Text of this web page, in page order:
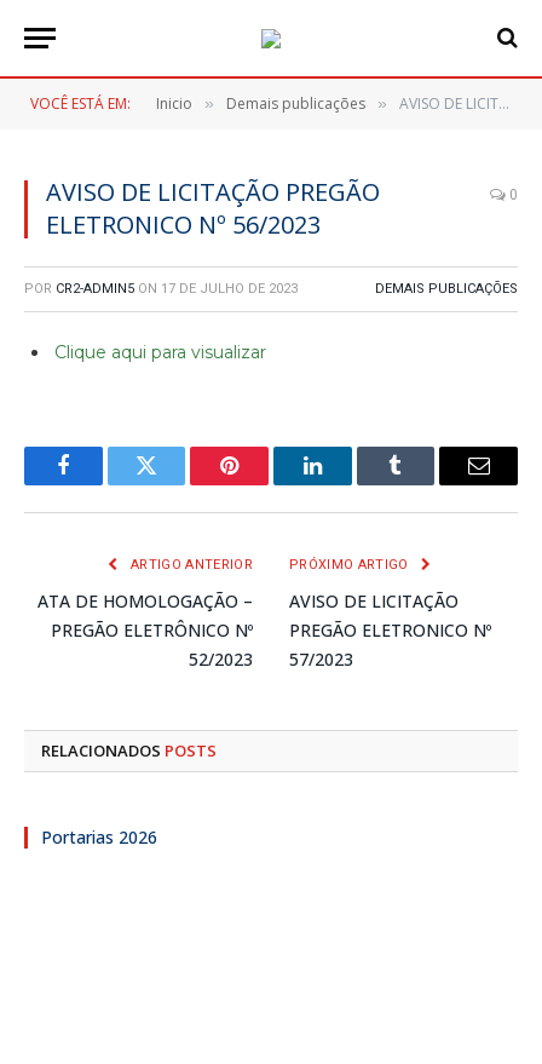
VOCÊ ESTÁ EM: Inicio » Demais publicações » AVISO DE LICITAÇÃO PREGÃO ELETRONICO Nº 56/2023
AVISO DE LICITAÇÃO PREGÃO
ELETRONICO Nº 56/2023
0
POR CR2-ADMIN5 ON 17 DE JULHO DE 2023 DEMAIS PUBLICAÇÕES
Clique aqui para visualizar
FacebookTwitter Pinterest LinkedInTumblr
E-
ARTIGO ANTERIOR
ATA DE HOMOLOGAÇÃO –
PREGÃO ELETRÔNICO Nº
52/2023
PRÓXIMO ARTIGO
AVISO DE LICITAÇÃO
PREGÃO ELETRONICO Nº
57/2023
RELACIONADOS POSTS
Portarias 2026